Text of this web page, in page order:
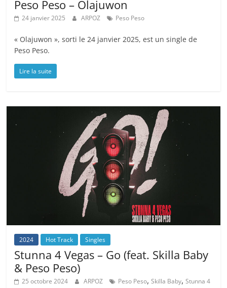
Peso Peso – Olajuwon
24 janvier 2025 ARPOZ Peso Peso
« Olajuwon », sorti le 24 janvier 2025, est un single de
Peso Peso.
Lire la suite
2024 Hot Track Singles
Stunna 4 Vegas – Go (feat. Skilla Baby
& Peso Peso)
25 octobre 2024 ARPOZ Peso Peso,Skilla Baby,Stunna 4